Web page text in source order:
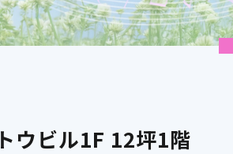
ウビル1F 12坪1階